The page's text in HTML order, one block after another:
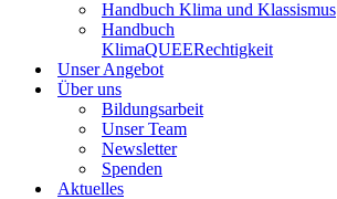
Handbuch Klima und Klassismus
Handbuch
KlimaQUEERechtigkeit
Unser Angebot
Über uns
Bildungsarbeit
Unser Team
Newsletter
Spenden
Aktuelles